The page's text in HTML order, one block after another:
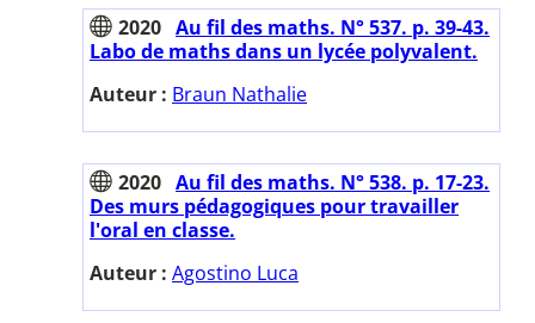
2020 Au fil des maths. N° 537. p. 39-43.
Labo de maths dans un lycée polyvalent.
Auteur : Braun Nathalie
2020 Au fil des maths. N° 538. p. 17-23.
Des murs pédagogiques pour travailler
l'oral en classe.
Auteur : Agostino Luca